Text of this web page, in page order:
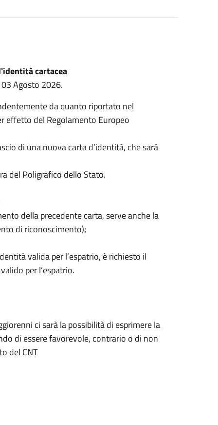
cartacea
Agosto 2026.
da quanto riportato nel
effetto del Regolamento Europeo
di una nuova carta d’identità, che sarà
del Poligrafico dello Stato.
della precedente carta, serve anche la
di riconoscimento);
valida per l’espatrio, è richiesto il
per l’espatrio.
ci sarà la possibilità di esprimere la
di essere favorevole, contrario o di non
del CNT